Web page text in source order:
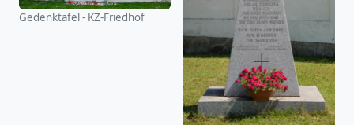
Gedenktafel - KZ-Friedhof